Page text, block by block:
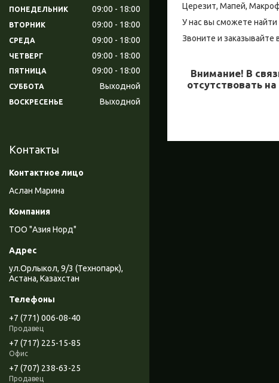
Церезит, Мапей,
У нас вы сможете найти
Звоните и заказывайте
Внимание! В
отсутствовать
ПОНЕДЕЛЬНИК 09:00 18:00
ВТОРНИК 09:00 18:00
СРЕДА 09:00 18:00
ЧЕТВЕРГ 09:00 18:00
ПЯТНИЦА 09:00 18:00
СУББОТА Выходной
ВОСКРЕСЕНЬЕ Выходной
Контакты
Аслан Марина
ТОО "Азия Норд"
ул.Орлыкол, 9/3 (Технопарк),
Астана, Казахстан
+7 (771) 006-08-40
Продавец
+7 (717) 225-15-85
Офис
+7 (707) 238-63-25
Продавец